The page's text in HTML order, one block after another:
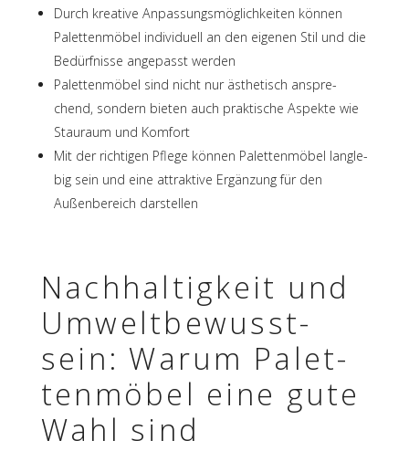
Durch krea­tive Anpas­sungs­mög­lich­kei­ten können
Palet­ten­mö­bel indi­vi­du­ell an den eige­nen Stil und die
Bedürf­nisse ange­passt werden
Palet­ten­mö­bel sind nicht nur ästhe­tisch anspre­
chend, sondern bieten auch prak­ti­sche Aspekte wie
Stau­raum und Komfort
Mit der rich­ti­gen Pflege können Palet­ten­mö­bel lang­le­
big sein und eine attrak­tive Ergän­zung für den
Außen­be­reich darstellen
Nach­hal­tig­keit und
Umwelt­be­wusst­
sein: Warum Palet­
ten­mö­bel eine gute
Wahl sind